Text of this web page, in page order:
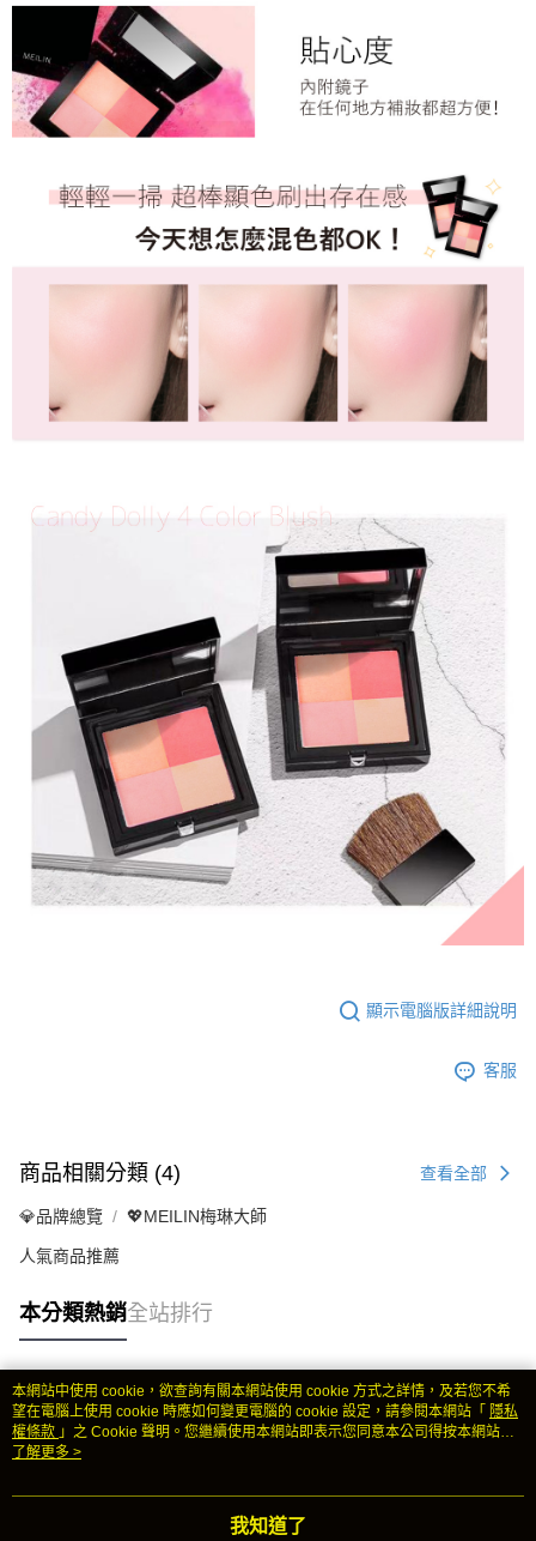
顯示電腦版詳細說明
客服
商品相關分類 (4) 查看全部
💎品牌總覽 💖MEILIN梅琳大師
人氣商品推薦
本分類熱銷全站排行
熱門標籤
本網站中使用 cookie，欲查詢有關本網站使用 cookie 方式之詳情，及若您不希
望在電腦上使用 cookie 時應如何變更電腦的 cookie 設定，請參閱本網站「 隱私
權條款 」之 Cookie 聲明。您繼續使用本網站即表示您同意本公司得按本網站使
用條款之 Cookie 聲明使用 cookie。
了解更多 >
我知道了